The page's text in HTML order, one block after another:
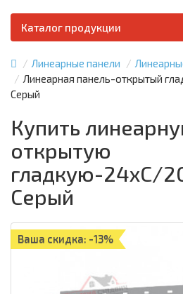
Каталог продукции
Линеарные панели
Линеарная панель-открытый
Серый
Купить
открытую
гладкую-24хС/
Серый
Ваша скидка: -13%